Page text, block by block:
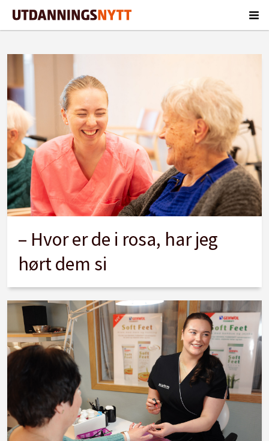
Tag:
helse-
og
oppvekstfag
– Hvor er de i rosa, har jeg
hørt dem si